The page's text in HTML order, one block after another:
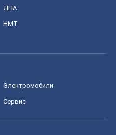
ДПА
НМТ
Электромобили
Сервис